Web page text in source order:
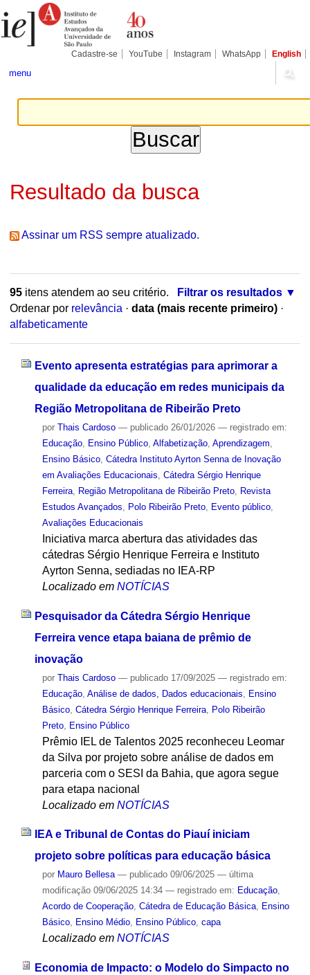
para
conteúdo.
Pessoais
Cadastre-se YouTube Instagram WhatsApp English
menu
Resultado da busca
Assinar um RSS sempre atualizado.
95itens atendem ao seu critério.
Filtrar os resultados
Ordenar por relevância · data (mais recente primeiro) ·
alfabeticamente
Evento apresenta estratégias para aprimorar a
qualidade da educação em redes municipais da
Região Metropolitana de Ribeirão Preto
por Thais Cardoso — publicado26/01/2026 — registrado em:
Educação, Ensino Público, Alfabetização, Aprendizagem
Ensino Básico, Cátedra Instituto Ayrton Senna de Inovação
em Avaliações Educacionais Cátedra Sérgio Henrique
Ferreira, Região Metropolitana de Ribeirão Preto,
Revista
Estudos Avançados
Polo Ribeirão Preto, Evento público,
Avaliações Educacionais
Iniciativa marca abertura das atividades das
cátedras Sérgio Henrique Ferreira e Instituto
Ayrton Senna, sediadas no IEA-RP
Localizado em NOTÍCIAS
Pesquisador da Cátedra Sérgio Henrique
Ferreira vence etapa baiana de prêmio de
inovação
por Thais Cardoso — publicado17/09/2025 — registrado em:
Educação, Análise de dados, Dados educacionais
Ensino
Básico, Cátedra Sérgio Henrique Ferreira, Polo Ribeirão
Preto, Ensino Público
Prêmio IEL de Talentos 2025 reconheceu Leomar
da Silva por projeto sobre análise de dados em
parceria com o SESI da Bahia, que agora segue
para etapa nacional
Localizado em NOTÍCIAS
IEA e Tribunal de Contas do Piauí iniciam
projeto sobre políticas para educação básica
por Mauro Bellesa — publicado09/06/2025 — última
modificação09/06/2025 14:34 — registrado em: Educação,
Acordo de Cooperação, Cátedra de Educação Básica, Ensino
Básico, Ensino Médio, Ensino Público, capa
Localizado em NOTÍCIAS
Economia de Impacto: o Modelo do Simpacto no